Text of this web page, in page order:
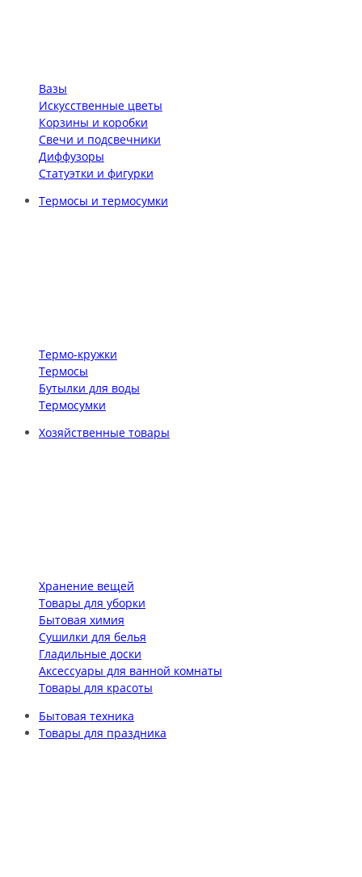
Вазы
Искусственные цветы
Корзины и коробки
Свечи и подсвечники
Диффузоры
Статуэтки и фигурки
Термосы и термосумки
Термо-кружки
Термосы
Бутылки для воды
Термосумки
Хозяйственные товары
Хранение вещей
Товары для уборки
Бытовая химия
Сушилки для белья
Гладильные доски
Аксессуары для ванной комнаты
Товары для красоты
Бытовая техника
Товары для праздника